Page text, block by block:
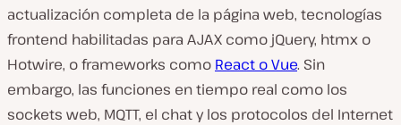
actualización completa de la página web, tecnologías
frontend habilitadas para AJAX como jQuery, htmx o
Hotwire, o frameworks como React o Vue. Sin
embargo, las funciones en tiempo real como los
sockets web, MQTT, el chat y los protocolos del Internet